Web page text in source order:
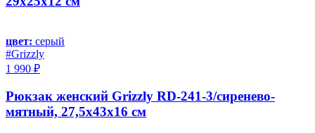
цвет: серый
#Grizzly
1 990 ₽
Рюкзак женский Grizzly RD-241-3/сиренево-
мятный, 27,5х43х16 см